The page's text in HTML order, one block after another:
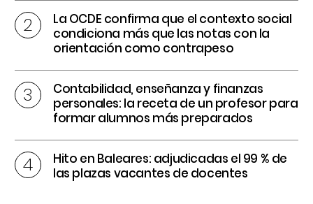
La OCDE confirma que el contexto social
condiciona más que las notas con la
orientación como contrapeso
Contabilidad, enseñanza y finanzas
personales: la receta de un profesor para
formar alumnos más preparados
Hito en Baleares: adjudicadas el 99 % de
las plazas vacantes de docentes